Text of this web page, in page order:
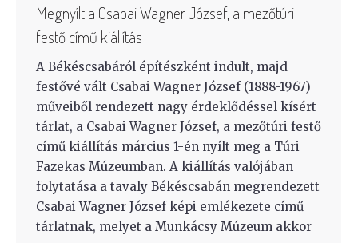
Megnyílt a Csabai Wagner József, a mezőtúri
festő című kiállítás
A Békéscsabáról építészként indult, majd
festővé vált Csabai Wagner József (1888-1967)
műveiből rendezett nagy érdeklődéssel kísért
tárlat, a Csabai Wagner József, a mezőtúri festő
című kiállítás március 1-én nyílt meg a Túri
Fazekas Múzeumban. A kiállítás valójában
folytatása a tavaly Békéscsabán megrendezett
Csabai Wagner József képi emlékezete című
tárlatnak, melyet a Munkácsy Múzeum akkor